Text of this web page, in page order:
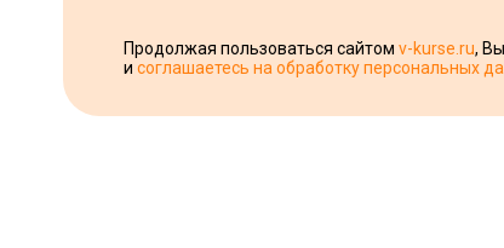
Продолжая пользоваться сайтом v-kurse.ru,
и соглашаетесь на обработку персональных